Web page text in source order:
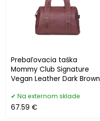
Prebaľovacia taška
Mommy Club Signature
Vegan Leather Dark Brown
Na externom sklade
67.59 €